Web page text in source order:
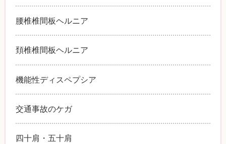
腰椎椎間板ヘルニア
頚椎椎間板ヘルニア
機能性ディスペプシア
交通事故のケガ
四十肩・五十肩